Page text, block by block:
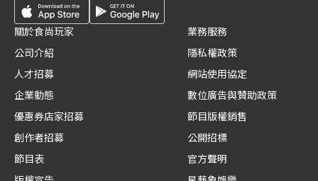
關於食尚玩家
公司介紹
人才招募
企業動態
優惠券店家招募
創作者招募
節目表
業務服務
隱私權政策
網站使用協定
數位廣告與贊助政策
節目版權銷售
公開招標
官方聲明